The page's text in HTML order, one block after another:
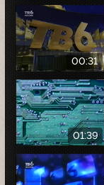
00:31
01:39